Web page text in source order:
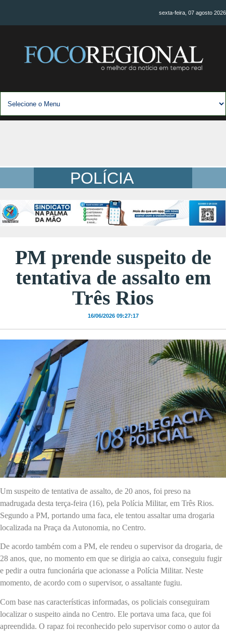
sexta-feira, 07 agosto 2026
POLÍCIA
PM prende suspeito de
tentativa de assalto em
Três Rios
16/06/2026 09:27:17
Um suspeito de tentativa de assalto, de 20 anos, foi preso na
madrugada desta terça-feira (16), pela Polícia Militar, em Três Rios.
Segundo a PM, portando uma faca, ele tentou assaltar uma drogaria
localizada na Praça da Autonomia, no Centro.
De acordo também com a PM, ele rendeu o supervisor da drogaria, de
28 anos, que, no momento em que se dirigia ao caixa, conseguiu fugir
e pedir a outra funcionária que acionasse a Polícia Militar. Neste
momento, de acordo com o supervisor, o assaltante fugiu.
Com base nas características informadas, os policiais conseguiram
localizar o suspeito ainda no Centro. Ele portava uma faca, que foi
apreendida. O rapaz foi reconhecido pelo supervisor como o autor da